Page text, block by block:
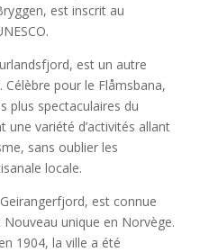
est inscrit au
est un autre
pour le Flåmsbana,
plus spectaculaires du
variété d’activités allant
sans oublier les
locale.
est connue
unique en Norvège.
1904, la ville a été